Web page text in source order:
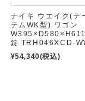
ナイキ ウエイク(テ
テムWK型) ワゴン
錠 TRH046XCD-
¥54,340(税込)